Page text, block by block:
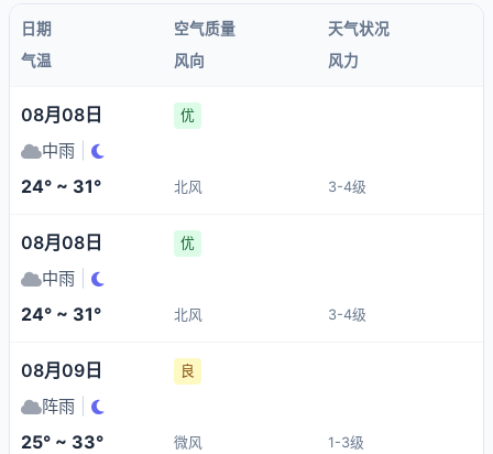
日期 空气质量
天气状况
气温
风向 风力
08月08日 优
中雨
24° ~ 31° 北风 3-4级
08月08日 优
中雨
24° ~ 31° 北风 3-4级
08月09日 良
阵雨
25° ~ 33° 微风 1-3级